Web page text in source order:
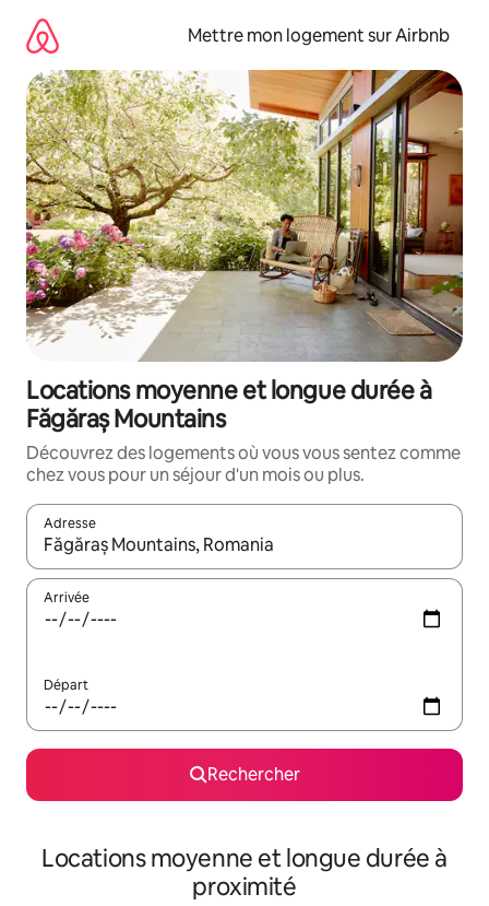
directement
contenu
Mettre mon logement sur Airbnb
Locations moyenne et longue durée à
Făgăraș Mountains
Découvrez des logements où vous vous sentez comme
chez vous pour un séjour d'un mois ou plus.
Adresse
Lorsque les résultats s'affichent, utilisez les flèches vers le
Arrivée
Départ
Rechercher
Locations moyenne et longue durée à
proximité